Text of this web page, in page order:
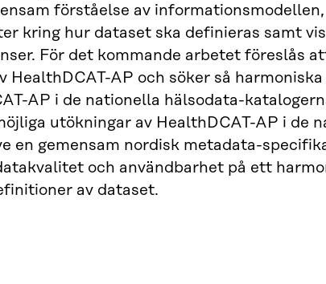
förståelse av informationsmodellen,
kring hur dataset ska definieras samt
För det kommande arbetet föreslås
AP och söker så
AP i de nationella hälsodata-
utökningar av HealthDCAT-AP i de
en gemensam nordisk metadata-
och användbarhet på ett
av dataset.